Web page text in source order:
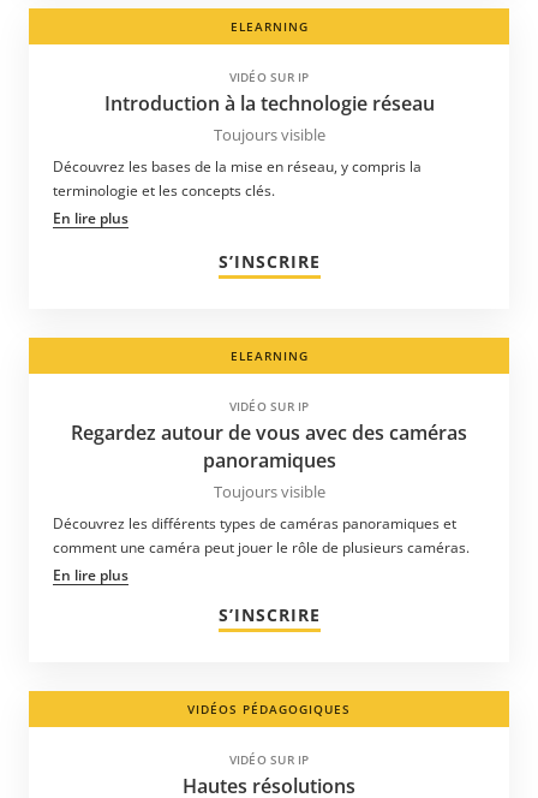
ELEARNING
VIDÉO SUR IP
Introduction à la technologie réseau
Toujours visible
Découvrez les bases de la mise en réseau, y compris la
terminologie et les concepts clés.
En lire plus
S’INSCRIRE
ELEARNING
VIDÉO SUR IP
Regardez autour de vous avec des caméras
panoramiques
Toujours visible
Découvrez les différents types de caméras panoramiques et
comment une caméra peut jouer le rôle de plusieurs caméras.
En lire plus
S’INSCRIRE
VIDÉOS PÉDAGOGIQUES
VIDÉO SUR IP
Hautes résolutions